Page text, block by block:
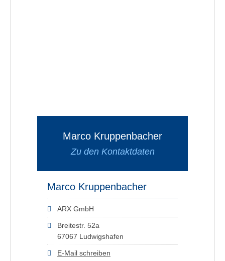
Marco Kruppenbacher
Zu den Kontaktdaten
Marco Kruppenbacher
ARX GmbH
Breitestr. 52a
67067 Ludwigshafen
E-Mail schreiben